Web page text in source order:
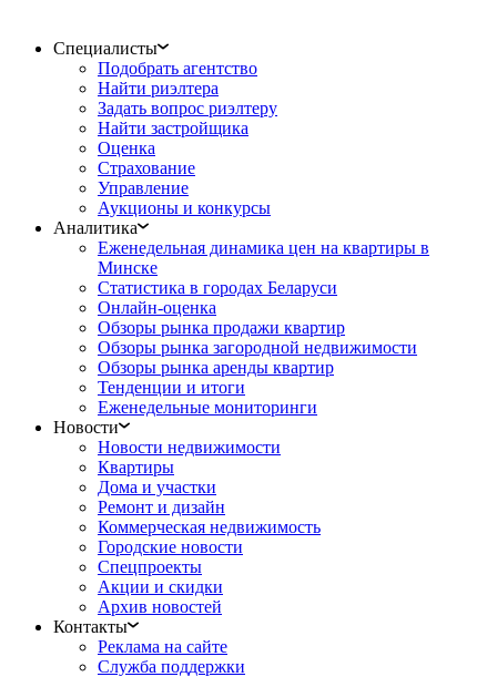
Специалисты
Подобрать агентство
Найти риэлтера
Задать вопрос риэлтеру
Найти застройщика
Оценка
Страхование
Управление
Аукционы и конкурсы
Аналитика
Еженедельная динамика цен на квартиры в
Минске
Статистика в городах Беларуси
Онлайн-оценка
Обзоры рынка продажи квартир
Обзоры рынка загородной недвижимости
Обзоры рынка аренды квартир
Тенденции и итоги
Еженедельные мониторинги
Новости
Новости недвижимости
Квартиры
Дома и участки
Ремонт и дизайн
Коммерческая недвижимость
Городские новости
Спецпроекты
Акции и скидки
Архив новостей
Контакты
Реклама на сайте
Служба поддержки